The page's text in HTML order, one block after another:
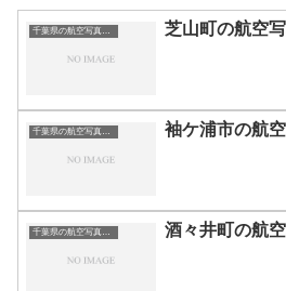
千葉県の航空写真・空中写真 芝山町の航空
千葉県の航空写真・空中写真 袖ケ浦市の航
千葉県の航空写真・空中写真 酒々井町の航